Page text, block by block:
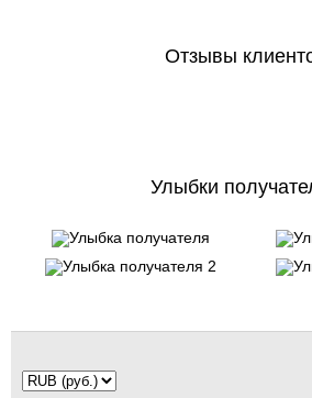
Отзывы
Улыбки